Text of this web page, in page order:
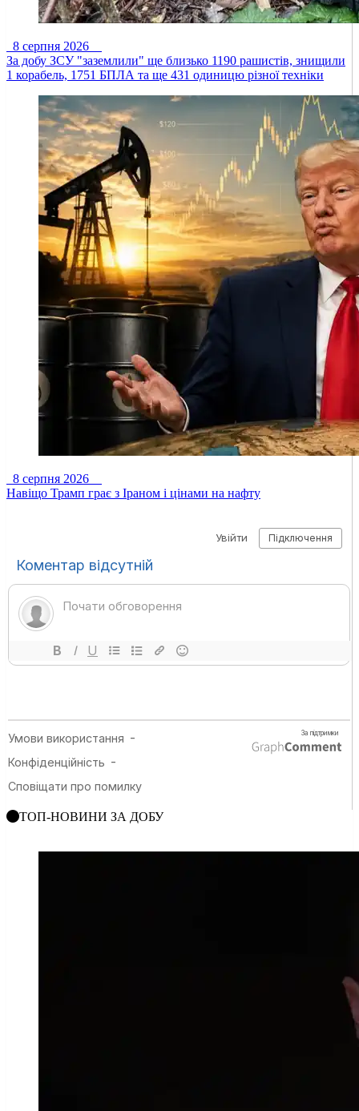
8 серпня 2026
За добу ЗСУ "заземлили" ще близько 1190 рашистів, знищили
1 корабель, 1751 БПЛА та ще 431 одиницю різної техніки
8 серпня 2026
Навіщо Трамп грає з Іраном і цінами на нафту
ТОП-НОВИНИ ЗА ДОБУ